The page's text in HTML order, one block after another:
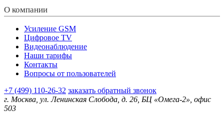
О компании
Усиление GSM
Цифровое TV
Видеонаблюдение
Наши тарифы
Контакты
Вопросы от пользователей
+7 (499) 110-26-32 заказать обратный звонок
г. Москва, ул. Ленинская Слобода, д. 26, БЦ «Омега-2», офис
503